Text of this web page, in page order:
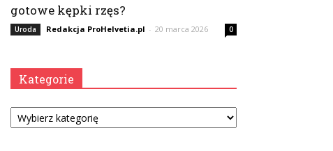
gotowe kępki rzęs?
Uroda Redakcja ProHelvetia.pl - 20 marca 2026 0
Kategorie
Kategorie